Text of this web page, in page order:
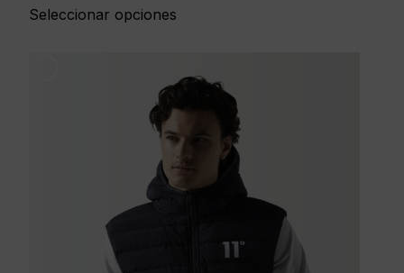
Seleccionar opciones